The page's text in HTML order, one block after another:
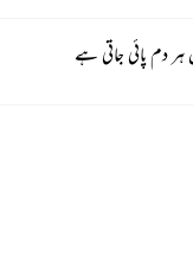
دم پائی جاتی ہے